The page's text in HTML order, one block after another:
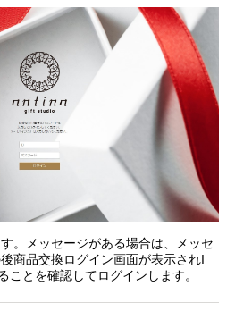
。メッセージがある場合は、メッセ
商品交換ログイン画面が表示されI
ことを確認してログインします。